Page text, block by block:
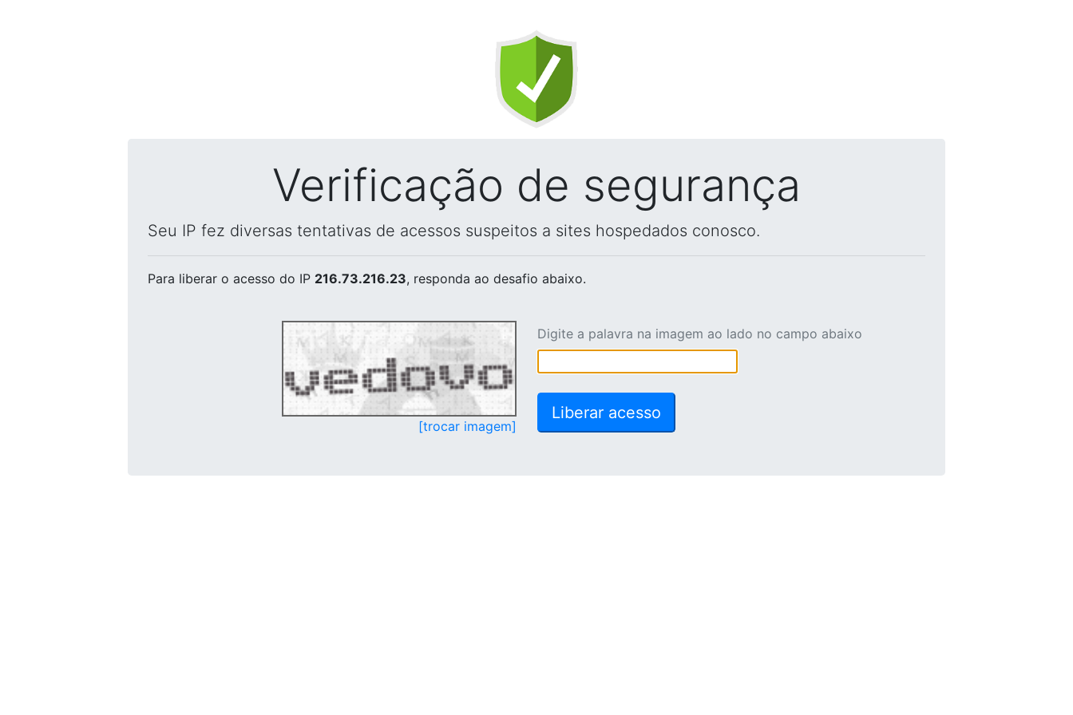
Verificação de segurança
Seu IP fez diversas tentativas de acessos suspeitos a sites hospedados conosco.
Para liberar o acesso do IP 216.73.216.23, responda ao desafio abaixo.
[trocar imagem]
Digite a palavra na imagem ao lado no campo abaixo